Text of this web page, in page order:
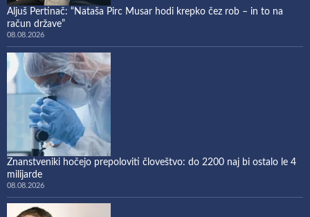
Aljuš Pertinač: “Nataša Pirc Musar hodi krepko čez rob – in to na
račun države”
08.08.2026
Znanstveniki hočejo prepoloviti človeštvo: do 2200 naj bi ostalo le 4
milijarde
08.08.2026